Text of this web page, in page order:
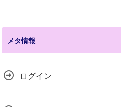
メタ情報
ログイン